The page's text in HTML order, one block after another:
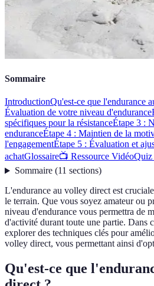
Sommaire
IntroductionQu'est-ce que l'endurance
Évaluation de votre niveau d'endurance
spécifiques pour la résistanceÉtape 3 :
enduranceÉtape 4 : Maintien de la
l'engagementÉtape 5 : Évaluation et
achatGlossaire📺 Ressource VidéoQuiz
Sommaire(11 sections)
L'endurance au volley direct est
le terrain. Que vous soyez amateur ou
niveau d'endurance vous permettra de
d'activité durant toute une partie. Dans
explorer des techniques clés pour
volley direct, vous permettant ainsi
Qu'est-ce que